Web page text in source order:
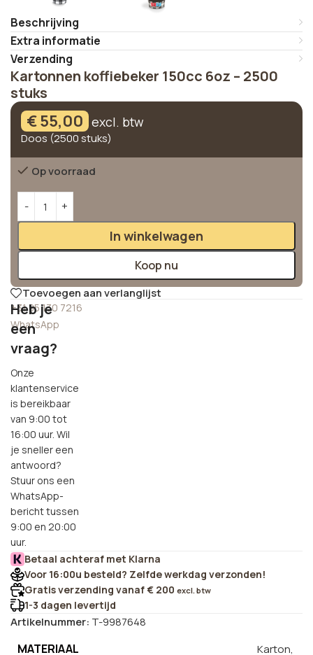
Beschrijving
Extra informatie
Verzending
Kartonnen koffiebeker 150cc 6oz – 2500
stuks
€55,00 excl. btw
Doos (2500 stuks)
Op voorraad
In winkelwagen
Koop nu
Toevoegen aan verlanglijst
+31 85 130 7216
WhatsApp
Heb je
een
vraag?
Onze
klantenservice
is bereikbaar
van 9:00 tot
16:00 uur. Wil
je sneller een
antwoord?
Stuur ons een
WhatsApp-
bericht tussen
9:00 en 20:00
uur.
Betaal achteraf met Klarna
Voor 16:00u besteld? Zelfde werkdag verzonden!
Gratis verzending vanaf € 200 excl. btw
1-3 dagen levertijd
Artikelnummer: T-9987648
MATERIAAL Karton,